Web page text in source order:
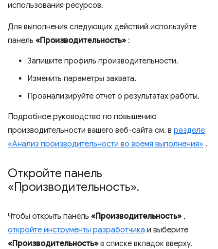
использования ресурсов.
Для выполнения следующих действий используйте
панель «Производительность» :
Запишите профиль производительности.
Изменить параметры захвата.
Проанализируйте отчет о результатах работы.
Подробное руководство по повышению
производительности вашего веб-сайта см. в разделе
«Анализ производительности во время выполнения» .
Откройте панель
«Производительность».
Чтобы открыть панель «Производительность» ,
откройте инструменты разработчика и выберите
«Производительность» в списке вкладок вверху.